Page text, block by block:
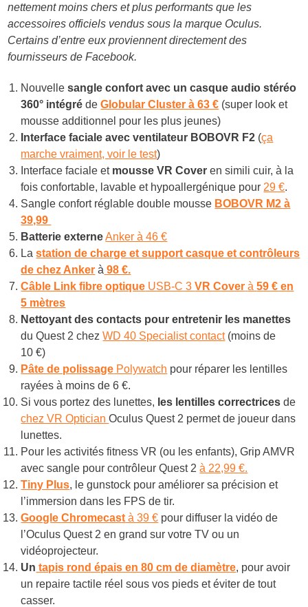
nettement moins chers et plus performants que les
accessoires officiels vendus sous la marque Oculus.
Certains d’entre eux proviennent directement des
fournisseurs de Facebook.
Nouvellesangle confort avec un casque audio stéréo
360° intégré deGlobular Cluster à 63 € (super look et
mousse additionnel pour les plus jeunes)
Interface faciale avec ventilateur BOBOVR F2 (ça
marche vraiment, voir le test)
Interface faciale et mousse VR Cover en simili cuir, à la
fois confortable, lavable et hypoallergénique pour 29 €.
Sangle confort réglable double mousse BOBOVR M2 à
39,99
Batterie externeAnker à 46 €
Lastation de charge et support casque et contrôleurs
de chez Anker à 98 €.
Câble Linkfibre optique USB-C 3VR Cover à59 € en
5 mètres
Nettoyant des contacts pour entretenir les manettes
du Quest 2 chezWD 40 Specialist contact(moins de
10 €)
Pâte de polissage Polywatch pour réparer les lentilles
rayées à moins de 6 €.
Si vous portez des lunettes, les lentilles correctrices de
chez VR OpticianOculus Quest 2 permet de joueur dans
lunettes.
Pour les activités fitness VR (ou les enfants), Grip AMVR
avec sangle pour contrôleur Quest 2à 22,99 €.
Tiny Plus, le gunstock pour améliorer sa précision et
l’immersion dans les FPS de tir.
Google Chromecast à 39 € pour diffuser la vidéo de
l’Oculus Quest 2 en grand sur votre TV ou un
vidéoprojecteur.
Un tapis rond épais en 80 cm de diamètre, pour avoir
un repaire tactile réel sous vos pieds et éviter de tout
casser.